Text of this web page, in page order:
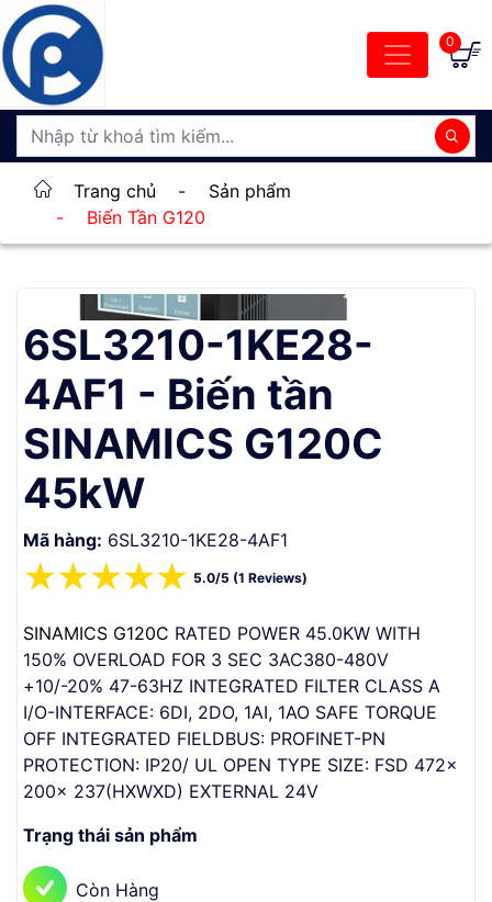
0
Trang chủ -
Sản phẩm
-
Biến Tần G120
6SL3210-1KE28-
4AF1 - Biến tần
SINAMICS G120C
45kW
Mã hàng: 6SL3210-1KE28-4AF1
☆
☆
☆
☆
☆ 5.0/5 (1 Reviews)
SINAMICS G120C RATED POWER 45.0KW WITH
150% OVERLOAD FOR 3 SEC 3AC380-480V
+10/-20% 47-63HZ INTEGRATED FILTER CLASS A
I/O-INTERFACE: 6DI, 2DO, 1AI, 1AO SAFE TORQUE
OFF INTEGRATED FIELDBUS: PROFINET-PN
PROTECTION: IP20/ UL OPEN TYPE SIZE: FSD 472x
200x 237(HXWXD) EXTERNAL 24V
Trạng thái sản phẩm
Còn Hàng